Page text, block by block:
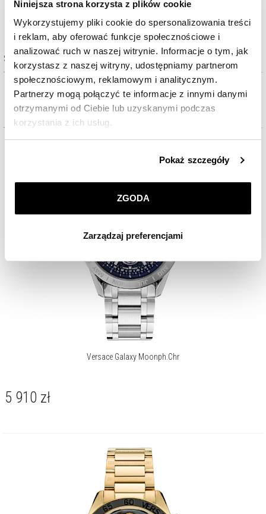
Niniejsza strona korzysta z plików cookie
Wykorzystujemy pliki cookie do spersonalizowania treści
i reklam, aby oferować funkcje społecznościowe i
analizować ruch w naszej witrynie. Informacje o tym, jak
korzystasz z naszej witryny, udostępniamy partnerom
społecznościowym, reklamowym i analitycznym.
Partnerzy mogą połączyć te informacje z innymi danymi
otrzymanymi od Ciebie lub uzyskanymi podczas
korzystania z ich usług.
przez nas plików cookie znajdziesz wPolityce
korzystamy. Możesz również wybrać jaki rodzaj plików
Zarządzaj preferencjami. W każdej chwili możesz
dokonać zmiany wybranych przez Ciebie plików cookie.
Pokaż szczegóły
ZGODA
Zarządzaj preferencjami
Najniższa cena:6 490zł Najniższa cena:
Sprawdź dostępność w salonie
DOSTĘPNE WYŁĄCZNIE ONLINE
Inni Klienci oglądali również
Versace Galaxy Moonph.Chr
5 910 zł